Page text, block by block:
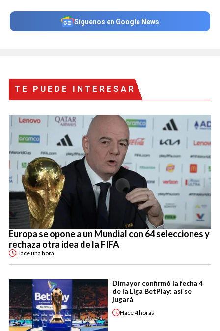
Síguenos en Google News
TE PUEDE INTERESAR
Europa se opone a un Mundial con 64 selecciones y
rechaza otra idea de la FIFA
Haceuna hora
Dimayor confirmó la fecha 4
de la Liga BetPlay: así se
jugará
Hace4 horas